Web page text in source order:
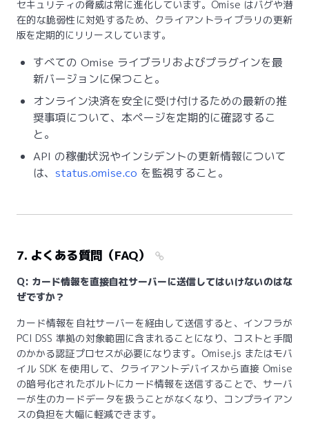
セキュリティの脅威は常に進化しています。Omise はバグや潜
在的な脆弱性に対処するため、クライアントライブラリの更新
版を定期的にリリースしています。
すべての Omise ライブラリおよびプラグインを最
新バージョンに保つこと。
オンライン決済を安全に受け付けるための最新の推
奨事項について、本ページを定期的に確認するこ
と。
API の稼働状況やインシデントの更新情報について
は、 status.omise.co を監視すること。
7. よくある質問（FAQ）
Q: カード情報を直接自社サーバーに送信してはいけないのはな
ぜですか？
カード情報を自社サーバーを経由して送信すると、インフラが
PCI DSS 準拠の対象範囲に含まれることになり、コストと手間
のかかる認証プロセスが必要になります。Omise.js またはモバ
イル SDK を使用して、クライアントデバイスから直接 Omise
の暗号化されたボルトにカード情報を送信することで、サーバ
ーが生のカードデータを扱うことがなくなり、コンプライアン
スの負担を大幅に軽減できます。